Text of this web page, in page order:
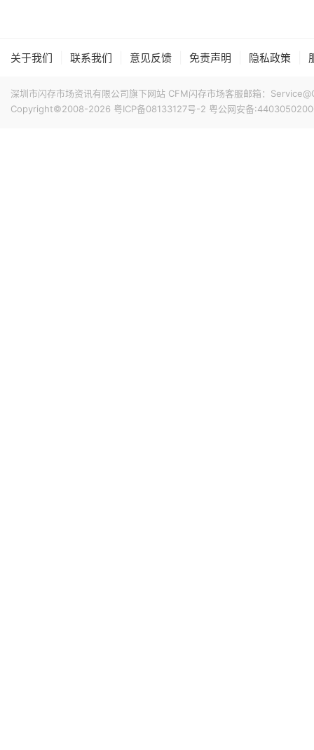
关于我们 联系我们 意见反馈 免责声明 隐私政策
深圳市闪存市场资讯有限公司旗下网站 CFM闪存市场客服邮箱：
Copyright©2008-2026 粤ICP备08133127号-2 粤公网安备